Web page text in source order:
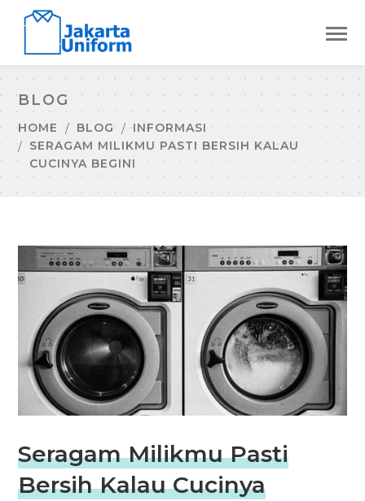
BLOG
HOME BLOG
INFORMASI
SERAGAM MILIKMU PASTI BERSIH KALAU
CUCINYA BEGINI
Seragam Milikmu Pasti
Bersih Kalau Cucinya